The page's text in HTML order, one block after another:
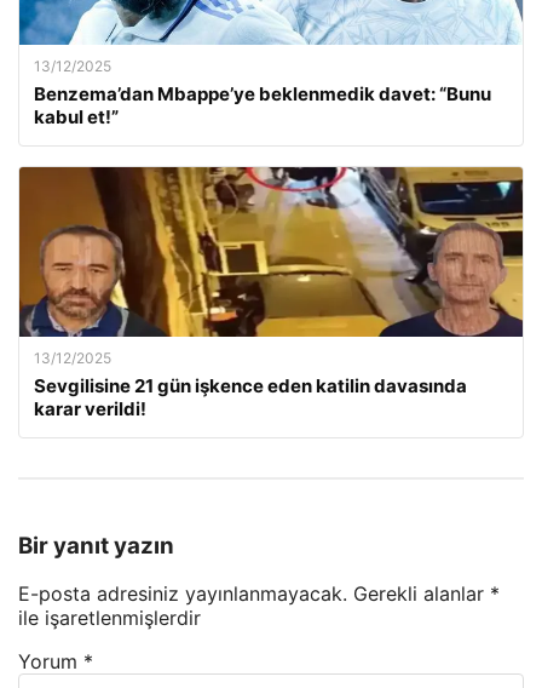
13/12/2025
Benzema’dan Mbappe’ye beklenmedik davet: “Bunu
kabul et!”
13/12/2025
Sevgilisine 21 gün işkence eden katilin davasında
karar verildi!
Bir yanıt yazın
E-posta adresiniz yayınlanmayacak. Gerekli alanlar *
ile işaretlenmişlerdir
Yorum *